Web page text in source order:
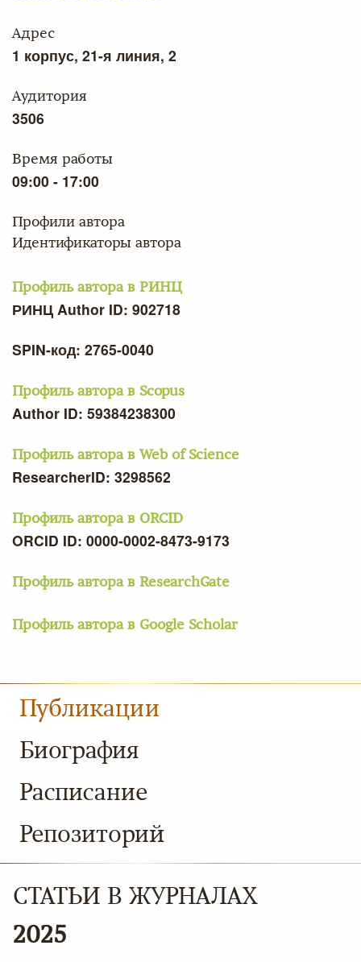
Адрес
1 корпус, 21-я линия, 2
Аудитория
3506
Время работы
09:00 - 17:00
Профили автора
Идентификаторы автора
Профиль автора в РИНЦ
РИНЦ Author ID: 902718
SPIN-код: 2765-0040
Профиль автора в Scopus
Author ID: 59384238300
Профиль автора в Web of Science
ResearcherID: 3298562
Профиль автора в ORCID
ORCID ID: 0000-0002-8473-9173
Профиль автора в ResearchGate
Профиль автора в Google Scholar
Публикации
Биография
Расписание
Репозиторий
СТАТЬИ В ЖУРНАЛАХ
2025